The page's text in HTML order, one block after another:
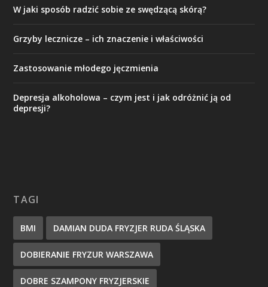
W jaki sposób radzić sobie ze swędzącą skórą?
Grzyby lecznicze – ich znaczenie i właściwości
Zastosowanie młodego jęczmienia
Depresja alkoholowa – czym jest i jak odróżnić ją od
depresji?
TAGI
BMI DAMIAN DUDA FRYZJER RUDA ŚLĄSKA
DOBIERANIE FRYZUR WARSZAWA
DOBRE SZAMPONY FRYZJERSKIE